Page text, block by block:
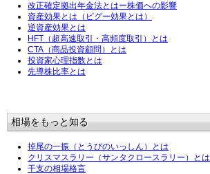
改正確定拠出年金法とはー株価への影響
資産効果とは（ピグー効果とは）
逆資産効果とは
HFT（超高速取引・高頻度取引）とは
CTA（商品投資顧問）とは
投資家心理指数とは
先導株比率とは
相場をもっと知る
掉尾の一振（とうびのいっしん）とは
クリスマスラリー（サンタクロースラリー）とは
干支の相場格言